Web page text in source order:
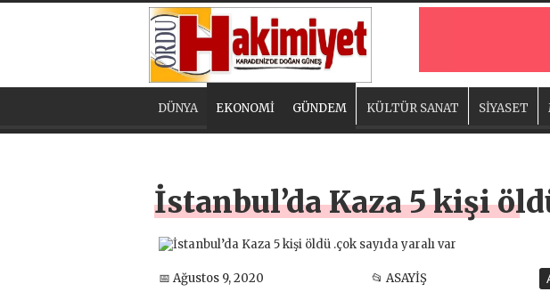
DÜNYA EKONOMİ GÜNDEM KÜLTÜR SANAT SİYASET
İstanbul’da Kaza 5 kişi
📅 Ağustos 9, 2020 📂 ASAYİŞ